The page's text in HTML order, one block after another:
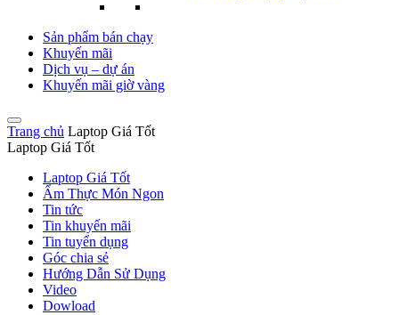
Sản phẩm bán chạy
Khuyến mãi
Dịch vụ – dự án
Khuyến mãi giờ vàng
Trang chủ Laptop Giá Tốt
Laptop Giá Tốt
Laptop Giá Tốt
Ẩm Thực Món Ngon
Tin tức
Tin khuyến mãi
Tin tuyển dụng
Góc chia sẻ
Hướng Dẫn Sử Dụng
Video
Dowload